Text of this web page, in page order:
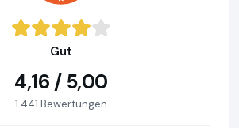
Gut
4,16 / 5,00
1.441 Bewertungen